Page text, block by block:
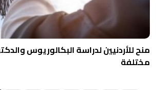
منح للأردنيين لدراسة البكالوريوس
مختلفة